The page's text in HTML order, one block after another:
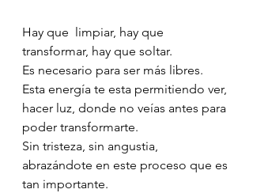
Hay que  limpiar, hay que
transformar, hay que soltar.
Es necesario para ser más libres.
Esta energía te esta permitiendo ver,
hacer luz, donde no veías antes para
poder transformarte.
Sin tristeza, sin angustia,
abrazándote en este proceso que es
tan importante.